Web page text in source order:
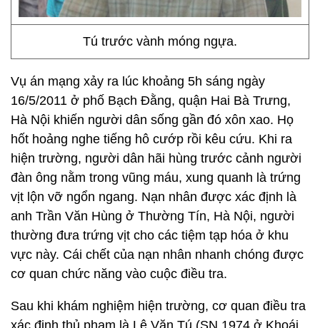
Tú trước vành móng ngựa.
Vụ án mạng xảy ra lúc khoảng 5h sáng ngày
16/5/2011 ở phố Bạch Đằng, quận Hai Bà Trưng,
Hà Nội khiến người dân sống gần đó xôn xao. Họ
hốt hoảng nghe tiếng hô cướp rồi kêu cứu. Khi ra
hiện trường, người dân hãi hùng trước cảnh người
đàn ông nằm trong vũng máu, xung quanh là trứng
vịt lộn vỡ ngổn ngang. Nạn nhân được xác định là
anh Trần Văn Hùng ở Thường Tín, Hà Nội, người
thường đưa trứng vịt cho các tiệm tạp hóa ở khu
vực này. Cái chết của nạn nhân nhanh chóng được
cơ quan chức năng vào cuộc điều tra.
Sau khi khám nghiệm hiện trường, cơ quan điều tra
xác định thủ phạm là Lê Văn Tú (SN 1974 ở Khoái